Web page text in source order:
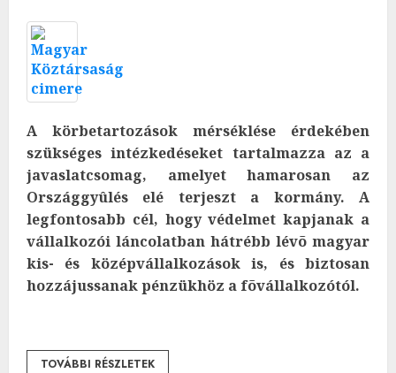
A körbetartozások mérséklése érdekében
szükséges intézkedéseket tartalmazza az a
javaslatcsomag, amelyet hamarosan az
Országgyûlés elé terjeszt a kormány. A
legfontosabb cél, hogy védelmet kapjanak a
vállalkozói láncolatban hátrébb lévõ magyar
kis- és középvállalkozások is, és biztosan
hozzájussanak pénzükhöz a fõvállalkozótól.
TOVÁBBI RÉSZLETEK